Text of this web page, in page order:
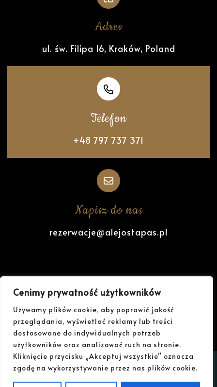
Cenimy prywatność użytkowników
Używamy plików cookie, aby poprawić jakość
przeglądania, wyświetlać reklamy lub treści
dostosowane do indywidualnych potrzeb
użytkowników oraz analizować ruch na stronie.
Kliknięcie przycisku „Akceptuj wszystkie” oznacza
zgodę na wykorzystywanie przez nas plików cookie.
Adres
ul. św. Filipa 16, Kraków, Poland
Telefon
+48 797 737 371
Napisz do nas
rezerwacje@alejostapas.pl
Polub nas na Facebook
© Copyright 2024. All Rights Reserved.
Theme Designed by Rising Themes.